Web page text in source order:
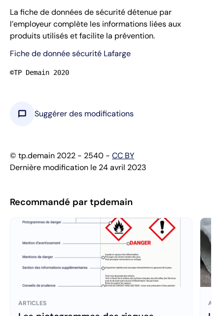
La fiche de données de sécurité détenue par
l’employeur complète les informations liées aux
produits utilisés et facilite la prévention.
Fiche de donnée sécurité Lafarge
©TP Demain 2020
chat_bubble Suggérer des modifications
© tp.demain 2022 - 2540 - CC BY
Dernière modification le 24 avril 2023
Recommandé par tpdemain
ARTICLES